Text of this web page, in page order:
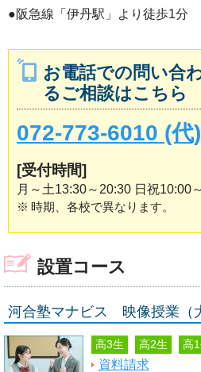
●阪急線「伊丹駅」より徒歩1分
お電話での問い合
るご相談はこちら
072-773-6010 (代)
[受付時間]
月～土13:30～20:30 日祝10:00
※ 時期、各校で異なります。
設置コース
河合塾マナビス 映像授業（
高3生 高2生 高
資料請求